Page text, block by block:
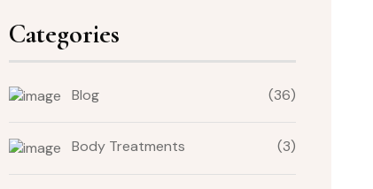
Categories
Blog (36)
Body Treatments (3)